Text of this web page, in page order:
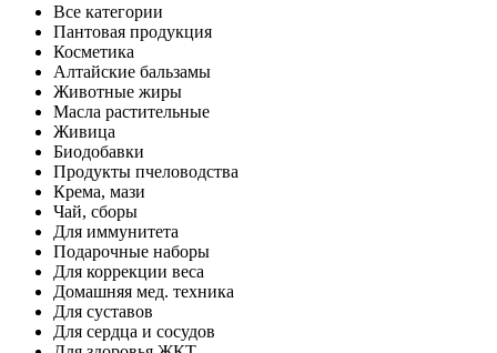
Все категории
Пантовая продукция
Косметика
Алтайские бальзамы
Животные жиры
Масла растительные
Живица
Биодобавки
Продукты пчеловодства
Крема, мази
Чай, сборы
Для иммунитета
Подарочные наборы
Для коррекции веса
Домашняя мед. техника
Для суставов
Для сердца и сосудов